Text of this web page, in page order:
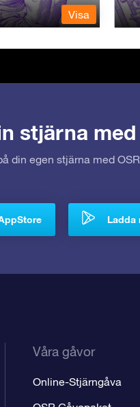
Visa
stjärna med
din egen stjärna med
Ladda
Våra gåvor
Online-Stjärngåva